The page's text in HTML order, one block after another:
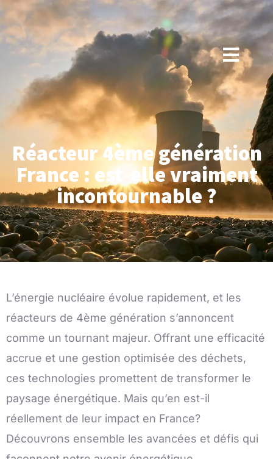
Réacteur 4ème génération
France : est-elle vraiment
incontournable ?
L’énergie nucléaire évolue rapidement, et les
réacteurs de 4ème génération s’annoncent
comme un tournant majeur. Offrant une efficacité
accrue et une gestion optimisée des déchets,
ces technologies promettent de transformer le
paysage énergétique. Mais qu’en est-il
réellement de leur impact en France?
Découvrons ensemble les avancées et défis qui